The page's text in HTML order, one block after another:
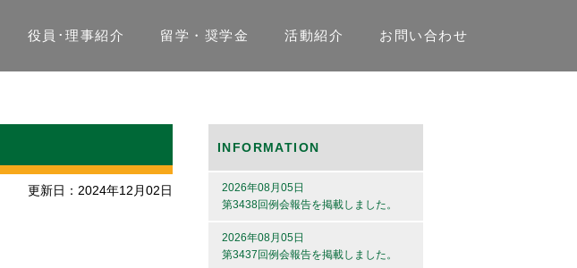
役員･理事紹介 留学・奨学金 活動紹介 お問い合わせ
更新日：2024年12月02日
INFORMATION
2026年08月05日
第3438回例会報告を掲載しました。
2026年08月05日
第3437回例会報告を掲載しました。